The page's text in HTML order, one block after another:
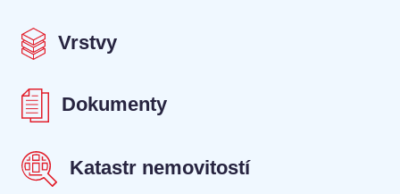
Vrstvy
Dokumenty
Katastr nemovitostí